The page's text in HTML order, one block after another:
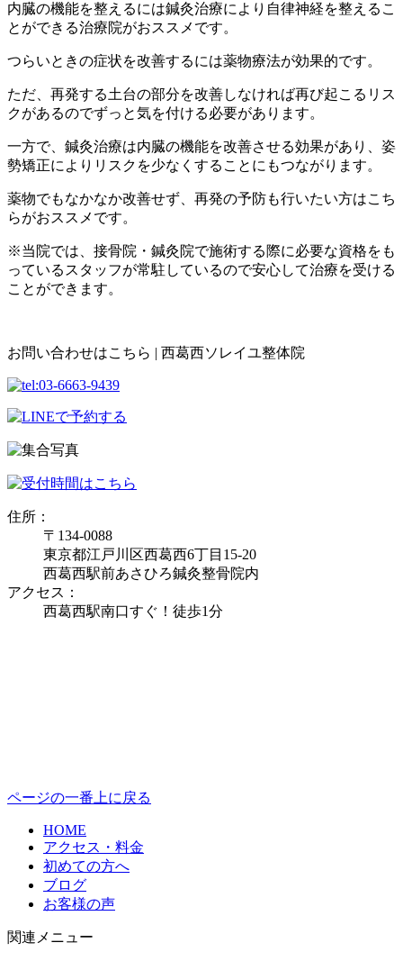
内臓の機能を整えるには鍼灸治療により自律神経を整えるこ
とができる治療院がおススメです。
つらいときの症状を改善するには薬物療法が効果的です。
ただ、再発する土台の部分を改善しなければ再び起こるリス
クがあるのでずっと気を付ける必要があります。
一方で、鍼灸治療は内臓の機能を改善させる効果があり、姿
勢矯正によりリスクを少なくすることにもつながります。
薬物でもなかなか改善せず、再発の予防も行いたい方はこち
らがおススメです。
※当院では、接骨院・鍼灸院で施術する際に必要な資格をも
っているスタッフが常駐しているので安心して治療を受ける
ことができます。
お問い合わせはこちら | 西葛西ソレイユ整体院
住所：
〒134-0088
東京都江戸川区西葛西6丁目15-20
西葛西駅前あさひろ鍼灸整骨院内
アクセス：
西葛西駅南口すぐ！徒歩1分
ページの一番上に戻る
HOME
アクセス・料金
初めての方へ
ブログ
お客様の声
関連メニュー